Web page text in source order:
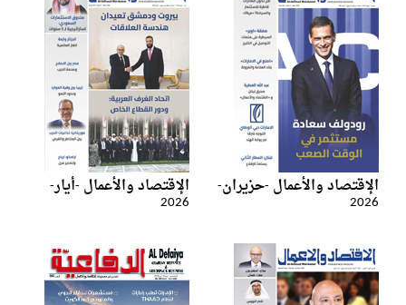
الإقتصاد والأعمال -حزيران-
2026
الإقتصاد والأعمال -أيار-
2026